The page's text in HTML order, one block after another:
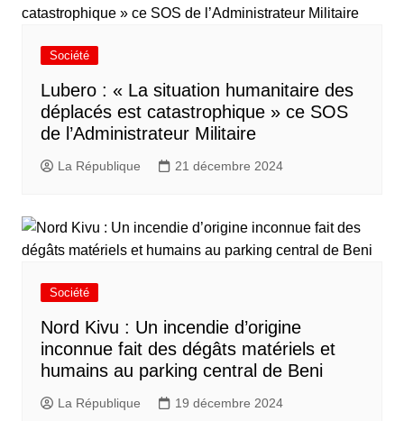
Société
Lubero : « La situation humanitaire des
déplacés est catastrophique » ce SOS
de l’Administrateur Militaire
La République 21 décembre 2024
Société
Nord Kivu : Un incendie d’origine
inconnue fait des dégâts matériels et
humains au parking central de Beni
La République 19 décembre 2024